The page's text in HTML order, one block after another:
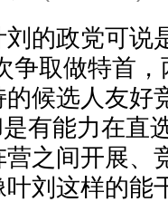
的政党可说
争取做特首
候选人友好
有能力在直
之间开展、
刘这样的能